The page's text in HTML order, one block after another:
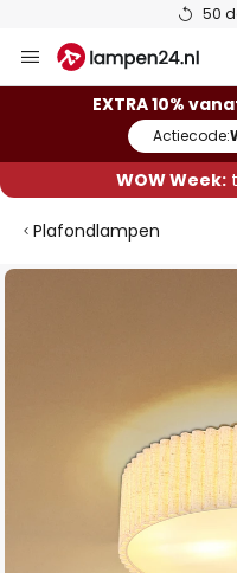
50
naar
EXTRA 10%
Actiecode:
WOW Week:
Plafondlampen
Ga
afbeeldingen-